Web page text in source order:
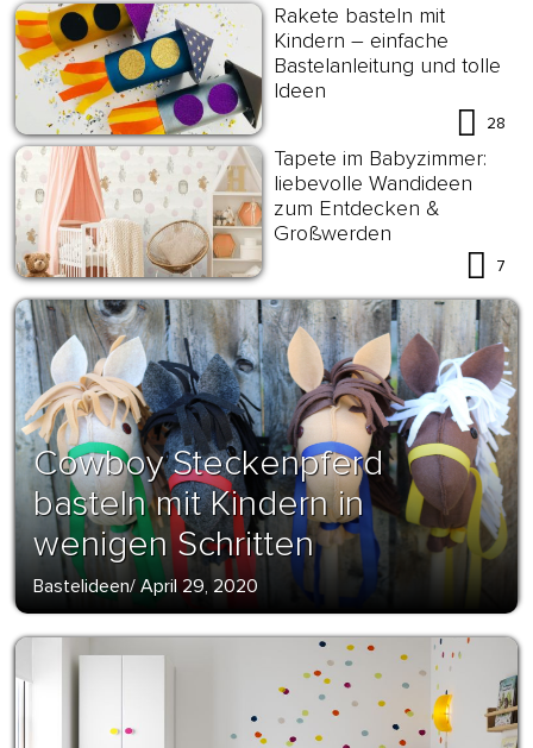
Rakete basteln mit
Kindern – einfache
Bastelanleitung und tolle
Ideen
28
Tapete im Babyzimmer:
liebevolle Wandideen
zum Entdecken &
Großwerden
7
Cowboy Steckenpferd
basteln mit Kindern in
wenigen Schritten
Bastelideen/ April 29, 2020